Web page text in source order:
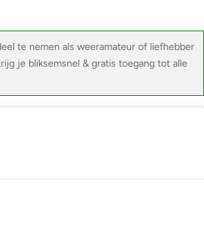
te nemen als weeramateur of liefhebber
je bliksemsnel & gratis toegang tot alle